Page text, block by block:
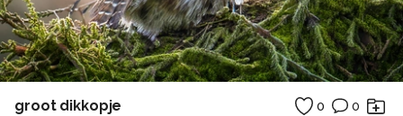
groot dikkopje 0 0